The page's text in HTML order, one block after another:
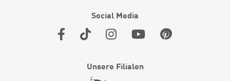
Social Media
Unsere Filialen